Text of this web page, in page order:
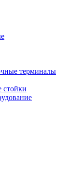
терминалы
стойки